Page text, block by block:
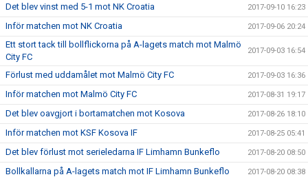
Det blev vinst med 5-1 mot NK Croatia 2017-09-10 16:23
Inför matchen mot NK Croatia 2017-09-06 20:24
Ett stort tack till bollflickorna på A-lagets match mot Malmö
City FC
2017-09-03 16:54
Förlust med uddamålet mot Malmö City FC 2017-09-03 16:36
Inför matchen mot Malmö City FC 2017-08-31 19:17
Det blev oavgjort i bortamatchen mot Kosova 2017-08-26 18:10
Inför matchen mot KSF Kosova IF 2017-08-25 05:41
Det blev förlust mot serieledarna IF Limhamn Bunkeflo 2017-08-20 08:50
Bollkallarna på A-lagets match mot IF Limhamn Bunkeflo 2017-08-20 08:38